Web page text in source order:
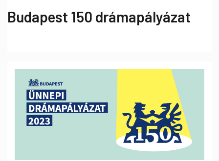
Budapest 150 drámapályázat